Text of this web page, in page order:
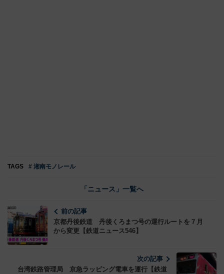
TAGS # 湘南モノレール
「ニュース」一覧へ
前の記事
京都丹後鉄道 丹後くろまつ号の運行ルートを７月
から変更【鉄道ニュース546】
次の記事
台湾鉄路管理局 京急ラッピング電車を運行【鉄道